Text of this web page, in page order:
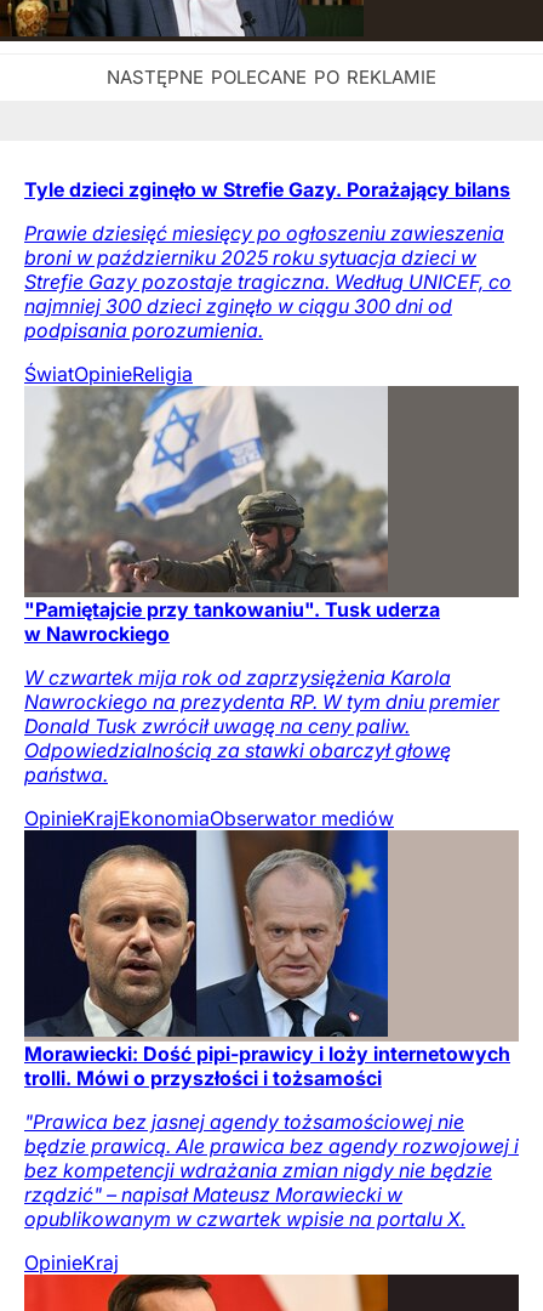
Tyle dzieci zginęło w Strefie Gazy. Porażający bilans
Prawie dziesięć miesięcy po ogłoszeniu zawieszenia
broni w październiku 2025 roku sytuacja dzieci w
Strefie Gazy pozostaje tragiczna. Według UNICEF, co
najmniej 300 dzieci zginęło w ciągu 300 dni od
podpisania porozumienia.
ŚwiatOpinieReligia
"Pamiętajcie przy tankowaniu". Tusk uderza
w Nawrockiego
W czwartek mija rok od zaprzysiężenia Karola
Nawrockiego na prezydenta RP. W tym dniu premier
Donald Tusk zwrócił uwagę na ceny paliw.
Odpowiedzialnością za stawki obarczył głowę
państwa.
OpinieKrajEkonomiaObserwator mediów
Morawiecki: Dość pipi-prawicy i loży internetowych
trolli. Mówi o przyszłości i tożsamości
"Prawica bez jasnej agendy tożsamościowej nie
będzie prawicą. Ale prawica bez agendy rozwojowej i
bez kompetencji wdrażania zmian nigdy nie będzie
rządzić" – napisał Mateusz Morawiecki w
opublikowanym w czwartek wpisie na portalu X.
OpinieKraj